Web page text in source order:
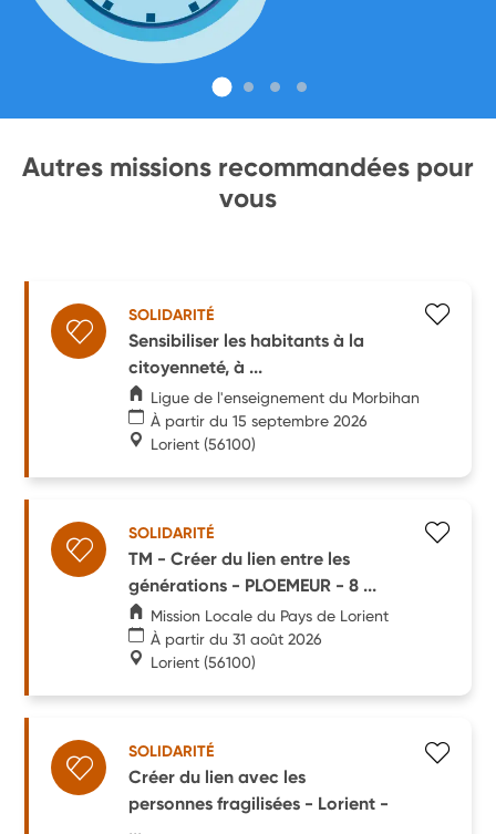
Autres missions recommandées pour
vous
SOLIDARITÉ
Sensibiliser les habitants à la
citoyenneté, à ...
Ligue de l'enseignement du Morbihan
À partir du 15 septembre 2026
Lorient (56100)
SOLIDARITÉ
TM - Créer du lien entre les
générations - PLOEMEUR - 8 ...
Mission Locale du Pays de Lorient
À partir du 31 août 2026
Lorient (56100)
SOLIDARITÉ
Créer du lien avec les
personnes fragilisées - Lorient -
...